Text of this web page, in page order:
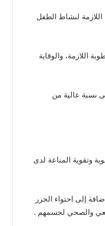
اللازمة لنشاط الطفل
اللازمة، والوقاية
نسبة عالية من
وتقوية المناعة لدى
إلى احتواء الجزر
والصحي لجسمهم .